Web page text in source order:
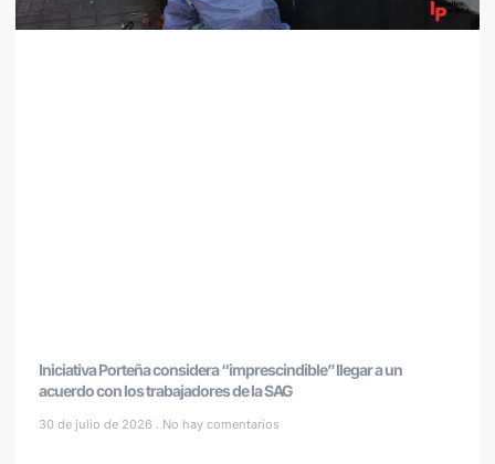
Iniciativa Porteña considera “imprescindible” llegar a un
acuerdo con los trabajadores de la SAG
30 de julio de 2026 No hay comentarios